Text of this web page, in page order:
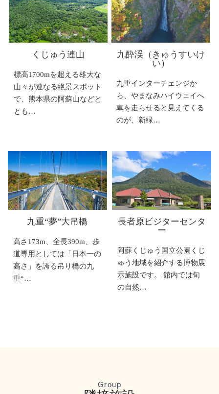
くじゅう連山
標高1700mを超える雄大な
山々が連なる絶景スポット
で、熊本県の阿蘇山などと
とも…
九酔渓（きゅうすいけ
い）
九重インターチェンジか
ら、やまなみハイウェイへ
車を走らせると見えてくる
のが、新緑…
九重“夢”大吊橋
高さ173m、全長390m、歩
道専用としては「日本一の
高さ」を誇る吊り橋の九
重“…
長者原ビジターセンタ
ー
阿蘇くじゅう国立公園くじ
ゅう地域を紹介する博物展
示施設です。 館内では旬
の自然…
Group